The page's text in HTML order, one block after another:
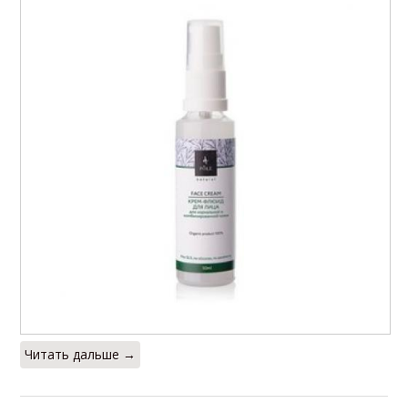
Читать дальше →